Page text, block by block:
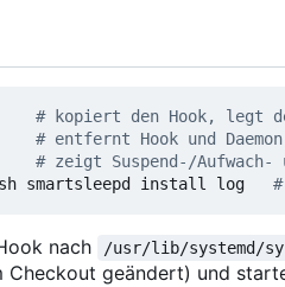
# kopiert den Hook, legt
# entfernt Hook und
# zeigt Suspend-/Aufwach-
smartsleepd install log
nach /usr/lib/systemd/
Checkout geändert) und